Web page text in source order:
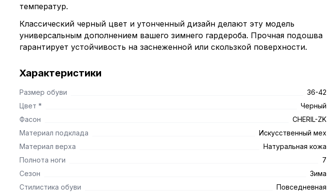
температур.
Классический черный цвет и утонченный дизайн делают эту модель
универсальным дополнением вашего зимнего гардероба. Прочная подошва
гарантирует устойчивость на заснеженной или скользкой поверхности.
Характеристики
Размер обуви
36-42
Цвет *
Черный
Фасон
CHERIL-ZK
Материал подклада
Искусственный мех
Материал верха
Натуральная кожа
Полнота ноги
7
Сезон
Зима
Стилистика обуви
Повседневная